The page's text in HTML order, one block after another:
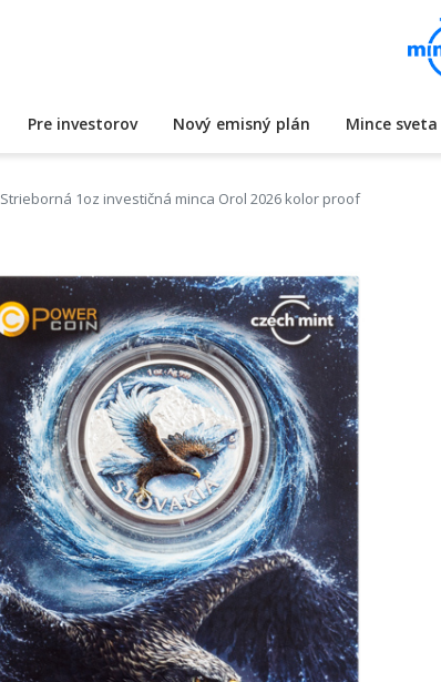
Pre investorov Nový emisný plán Mince sveta
Strieborná 1oz investičná minca Orol 2026 kolor proof